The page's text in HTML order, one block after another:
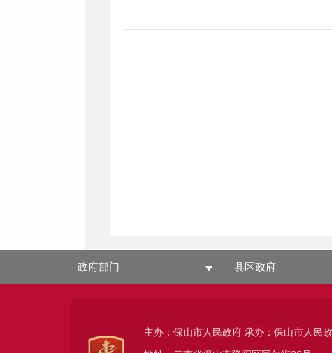
政府部门 县区政府
主办：保山市人民政府 承办：保山市人民